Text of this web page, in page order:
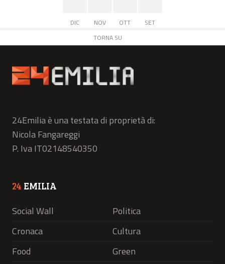
DIC NOV OTT
SET
TORNA SU
24Emilia è una testata di proprietà di:
Nicola Fangareggi
P. Iva IT02148540350
24 EMILIA
Social Wall
Politica
Cronaca
Cultura
Food
Green